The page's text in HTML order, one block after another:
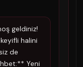
geldiniz!
halini
de
Yeni